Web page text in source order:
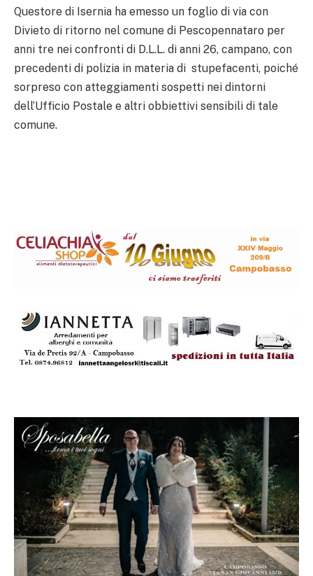
Questore di Isernia ha emesso un foglio di via con
Divieto di ritorno nel comune di Pescopennataro per
anni tre nei confronti di D.L.L. di anni 26, campano, con
precedenti di polizia in materia di stupefacenti, poiché
sorpreso con atteggiamenti sospetti nei dintorni
dell’Ufficio Postale e altri obbiettivi sensibili di tale
comune.